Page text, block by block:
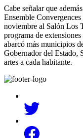
Cabe señalar que
Ensemble
noviembre al Salón Los
programa de
abarcó más municipios
Gobernador del Estado,
artes a cada habitante.